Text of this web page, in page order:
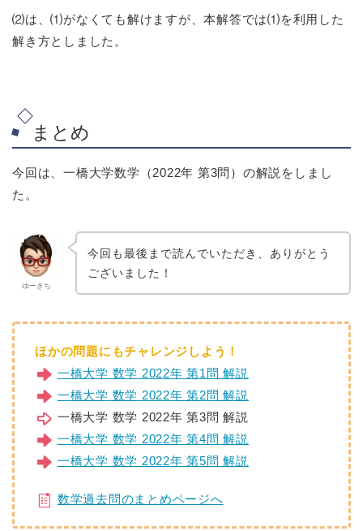
⑵は、⑴がなくても解けますが、本解答では⑴を利用した
解き方としました。
まとめ
今回は、一橋大学数学（2022年 第3問）の解説をしまし
た。
ゆーきち
今回も最後まで読んでいただき、ありがとう
ございました！
ほかの問題にもチャレンジしよう！
一橋大学 数学 2022年 第1問 解説
一橋大学 数学 2022年 第2問 解説
一橋大学 数学 2022年 第3問 解説
一橋大学 数学 2022年 第4問 解説
一橋大学 数学 2022年 第5問 解説
数学過去問のまとめページへ